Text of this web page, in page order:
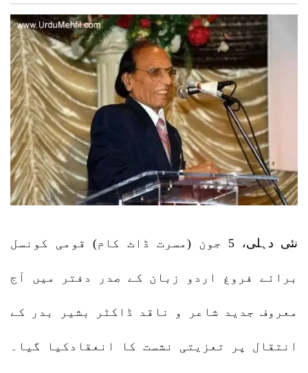
نئی دہلی، 5 جون (مسرت ڈاٹ کام) قومی کونسل
برائے فروغ اردو زبان کے صدر دفتر میں آج
معروف جدید شاعر و ناقد ڈاکٹر بشیر بدر کے
انتقال پر تعزیتی نشست کا انعقادکیا گیا۔